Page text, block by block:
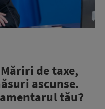
de taxe,
ascunse.
tău?